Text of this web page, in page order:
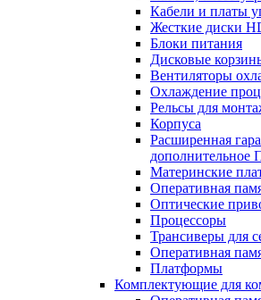
Кабели и платы
Жесткие диски
Блоки питания
Дисковые
Вентиляторы
Охлаждение
Рельсы для
Корпуса
Расширенная
дополнительное
Материнские
Оперативная
Оптические
Процессоры
Трансиверы для
Оперативная
Платформы
Комплектующие для